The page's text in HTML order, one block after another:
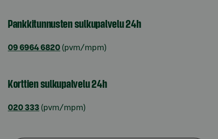
Pankkitunnusten sulkupalvelu 24h
09 6964 6820 (pvm/mpm)
Korttien sulkupalvelu 24h
020 333 (pvm/mpm)